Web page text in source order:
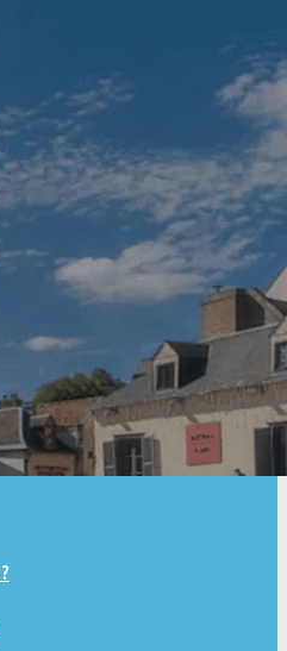
affichées
réseaux sociaux